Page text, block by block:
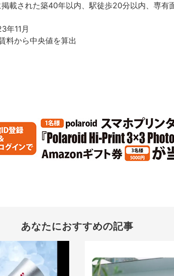
掲載された築40年以内、駅徒歩20分以内、専有
年11月
料から中央値を算出
あなたにおすすめの記事